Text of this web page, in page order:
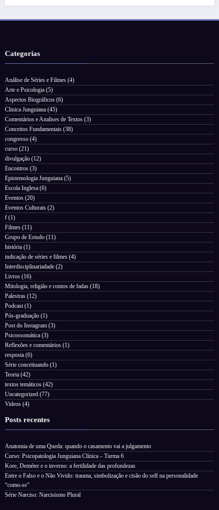
Categorias
Análise de Séries e Filmes (4)
Arte e Psicologia (5)
Aspectos Biográficos (6)
Clinica Junguiana (45)
Comentários e Analises de Textos (3)
Conceitos Fundamentais (38)
congresso (4)
curso (21)
divulgação (12)
Encontros (3)
Epistemologia Junguiana (5)
Escola Inglesa (6)
Eventos (20)
Eventos Culturais (2)
f (1)
Filmes (11)
Grupo de Estudo (11)
história (1)
indicação de séries e filmes (4)
Interdisciplinariadade (2)
Livros (16)
Mitologia, religião e contos de fadas (18)
Palestras (12)
Podcast (1)
Pós-graduação (1)
Post do Instagram (3)
Psicossomática (3)
Reflexões e comentários (1)
resposta (6)
Série conceituando (1)
Teoria (42)
textos temáticos (42)
Uncategorized (77)
Videos (4)
Posts recentes
Anatomia de uma Queda: quando o casamento vai a julgamento
Curso: Psicopatologia Junguiana Clínica – Turma 6
Kore, Deméter e o inverno: a fertilidade das profundezas
Entre o Falso e o Não Vivido: trauma, simbolização e cisão do self na personalidade
“como-se”
Série Narciso: Narcisismo Plural